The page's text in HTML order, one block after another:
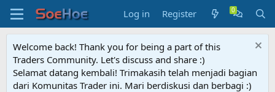
Log in Register
Welcome back! Thank you for being a part of this
Traders Community. Let's discuss and share :)
Selamat datang kembali! Trimakasih telah menjadi bagian
dari Komunitas Trader ini. Mari berdiskusi dan berbagi :)